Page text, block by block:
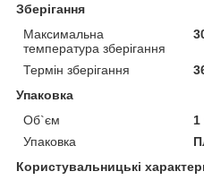
Зберігання
Максимальна
температура зберігання
Термін зберігання
Упаковка
Об`єм
1
Упаковка
Користувальницькі